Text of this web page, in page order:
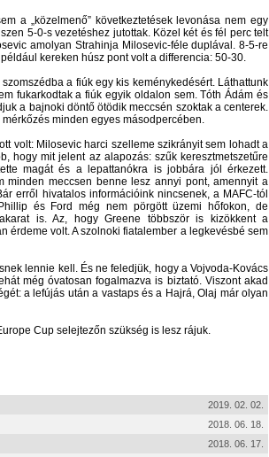
a „közelmenő” következtetések levonása nem egy
5-0-s vezetéshez jutottak. Közel két és fél perc telt
amolyan Strahinja Milosevic-féle duplával. 8-5-re
kereken húsz pont volt a differencia: 50-30.
a fiúk egy kis keménykedésért. Láthattunk
fukarkodtak a fiúk egyik oldalon sem. Tóth Ádám és
a bajnoki döntő ötödik meccsén szoktak a centerek.
minden egyes másodpercében.
volt: Milosevic harci szelleme szikrányit sem lohadt a
hogy mit jelent az alapozás: szűk keresztmetszetűre
magát és a lepattanókra is jobbára jól érkezett.
meccsen benne lesz annyi pont, amennyit a
erről hivatalos információink nincsenek, a MAFC-tól
és Ford még nem pörgött üzemi hőfokon, de
is. Az, hogy Greene többször is kizökkent a
érdeme volt. A szolnoki fiatalember a legkevésbé sem
lennie kell. És ne feledjük, hogy a Vojvoda-Kovács
még óvatosan fogalmazva is biztató. Viszont akad
a lefújás után a vastaps és a Hajrá, Olaj már olyan
Cup selejtezőn szükség is lesz rájuk.
2019. 02. 02.
2018. 06. 18.
2018. 06. 17.